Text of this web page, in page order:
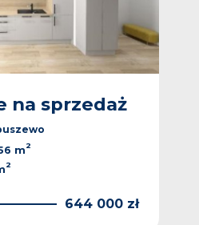
na sprzedaż
m2
2
644 000 zł